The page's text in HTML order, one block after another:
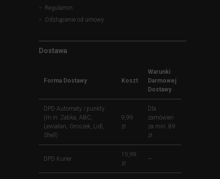
Regulamin
Odstąpienie od umowy
Dostawa
Forma Dostawy Koszt
Warunki
Darmowej
Dostawy
DPD Automaty i punkty
(m.in. Żabka, ABC,
Lewiatan, Groszek, Lidl,
Shell)
9,99
zł
Dla
zamówień
za min. 89
zł
DPD Kurier
15,99
zł
—